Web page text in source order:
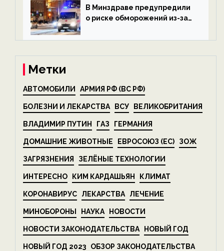
экологии на ECOportal
В Минздраве предупредили
о риске обморожений из-за
на ECOportal
Метки
АВТОМОБИЛИ АРМИЯ РФ (ВС РФ)
БОЛЕЗНИ И ЛЕКАРСТВА ВСУ ВЕЛИКОБРИТАНИЯ
ВЛАДИМИР ПУТИН ГАЗ ГЕРМАНИЯ
ДОМАШНИЕ ЖИВОТНЫЕ ЕВРОСОЮЗ (ЕС) ЗОЖ
ЗАГРЯЗНЕНИЯ ЗЕЛЁНЫЕ ТЕХНОЛОГИИ
ИНТЕРЕСНО КИМ КАРДАШЬЯН КЛИМАТ
КОРОНАВИРУС ЛЕКАРСТВА ЛЕЧЕНИЕ
МИНОБОРОНЫ НАУКА НОВОСТИ
НОВОСТИ ЗАКОНОДАТЕЛЬСТВА НОВЫЙ ГОД
НОВЫЙ ГОД 2023 ОБЗОР ЗАКОНОДАТЕЛЬСТВА